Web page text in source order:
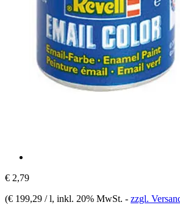
€ 2,79
(€ 199,29 / l, inkl. 20% MwSt. - zzgl.